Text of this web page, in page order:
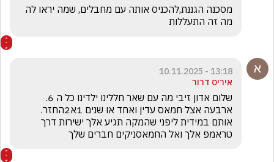
מה זה התעללות
13:18 - 10.11.2025
איריס דרור
טראמפ אלך ואל החמאסניקים חברים שלך